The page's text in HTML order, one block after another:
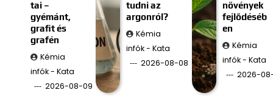
tai –
gyémánt,
grafit és
grafén
Kémia
infók - Kata
2026-08-09
tudni az
argonról?
Kémia
infók - Kata
2026-08-08
növények
fejlődéséb
en
Kémia
infók - Kata
2026-